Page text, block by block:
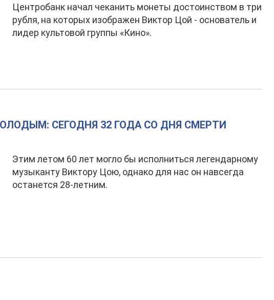
Центробанк начал чеканить монеты достоинством в три
рубля, на которых изображен Виктор Цой - основатель и
лидер культовой группы «Кино».
СЕГОДНЯ 32 ГОДА СО ДНЯ СМЕРТИ
Этим летом 60 лет могло бы исполниться легендарному
музыканту Виктору Цою, однако для нас он навсегда
останется 28-летним.